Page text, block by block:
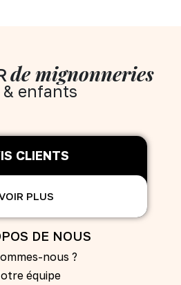
de mignonneries
& enfants
CLIENTS
PLUS
DE NOUS
nous ?
équipe